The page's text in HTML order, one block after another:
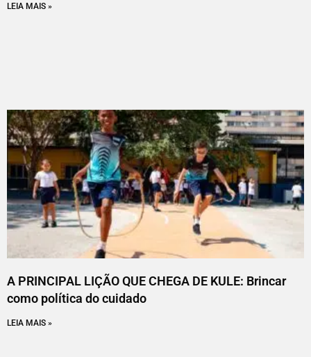
LEIA MAIS »
A PRINCIPAL LIÇÃO QUE CHEGA DE KULE: Brincar
como política do cuidado
LEIA MAIS »